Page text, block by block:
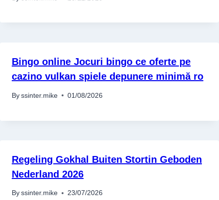
Bingo online Jocuri bingo ce oferte pe
cazino vulkan spiele depunere minimă ro
By ssinter.mike 01/08/2026
Regeling Gokhal Buiten Stortin Geboden
Nederland 2026
By ssinter.mike 23/07/2026